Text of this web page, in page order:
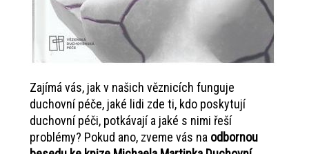
Zajímá vás, jak v našich věznicích funguje
duchovní péče, jaké lidi zde ti, kdo poskytují
duchovní péči, potkávají a jaké s nimi řeší
problémy? Pokud ano, zveme vás na odbornou